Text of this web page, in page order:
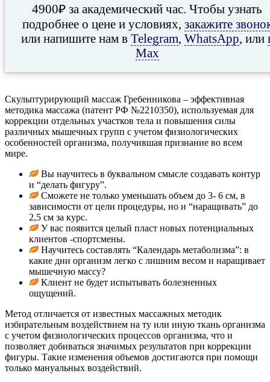
4900₽ за академический час. Чтобы узнать
подробнее о цене и условиях, закажите
или напишите нам в Telegram, WhatsApp, или
Max
Скульптурирующий массаж Гребенникова – эффективная
методика массажа (патент РФ №2210350), используемая для
коррекции отдельных участков тела и повышения силы
различных мышечных групп с учетом физиологических
особенностей организма, получившая признание во всем
мире.
Вы научитесь в буквальном смысле создавать контур
и “делать фигуру”.
Сможете не только уменьшать объем до 3- 6 см, в
зависимости от цели процедуры, но и “наращивать” до
2,5 см за курс.
У вас появится целый пласт новых потенциальных
клиентов -спортсмены.
Научитесь составлять “Календарь метаболизма”: в
какие дни организм легко с лишним весом и наращивает
мышечную массу?
Клиент не будет испытывать болезненных
ощущений.
Метод отличается от известных массажных методик
избирательным воздействием на ту или иную ткань организма
с учетом физиологических процессов организма, что и
позволяет добиваться значимых результатов при коррекции
фигуры. Такие изменения объемов достигаются при помощи
только мануальных воздействий.